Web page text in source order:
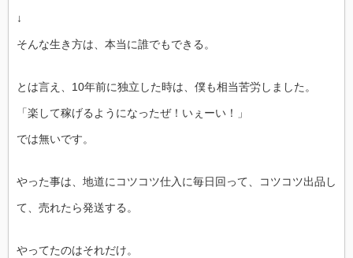
↓
そんな生き方は、本当に誰でもできる。
とは言え、10年前に独立した時は、僕も相当苦労しました。
「楽して稼げるようになったぜ！いぇーい！」
では無いです。
やった事は、地道にコツコツ仕入に毎日回って、コツコツ出品し
て、売れたら発送する。
やってたのはそれだけ。